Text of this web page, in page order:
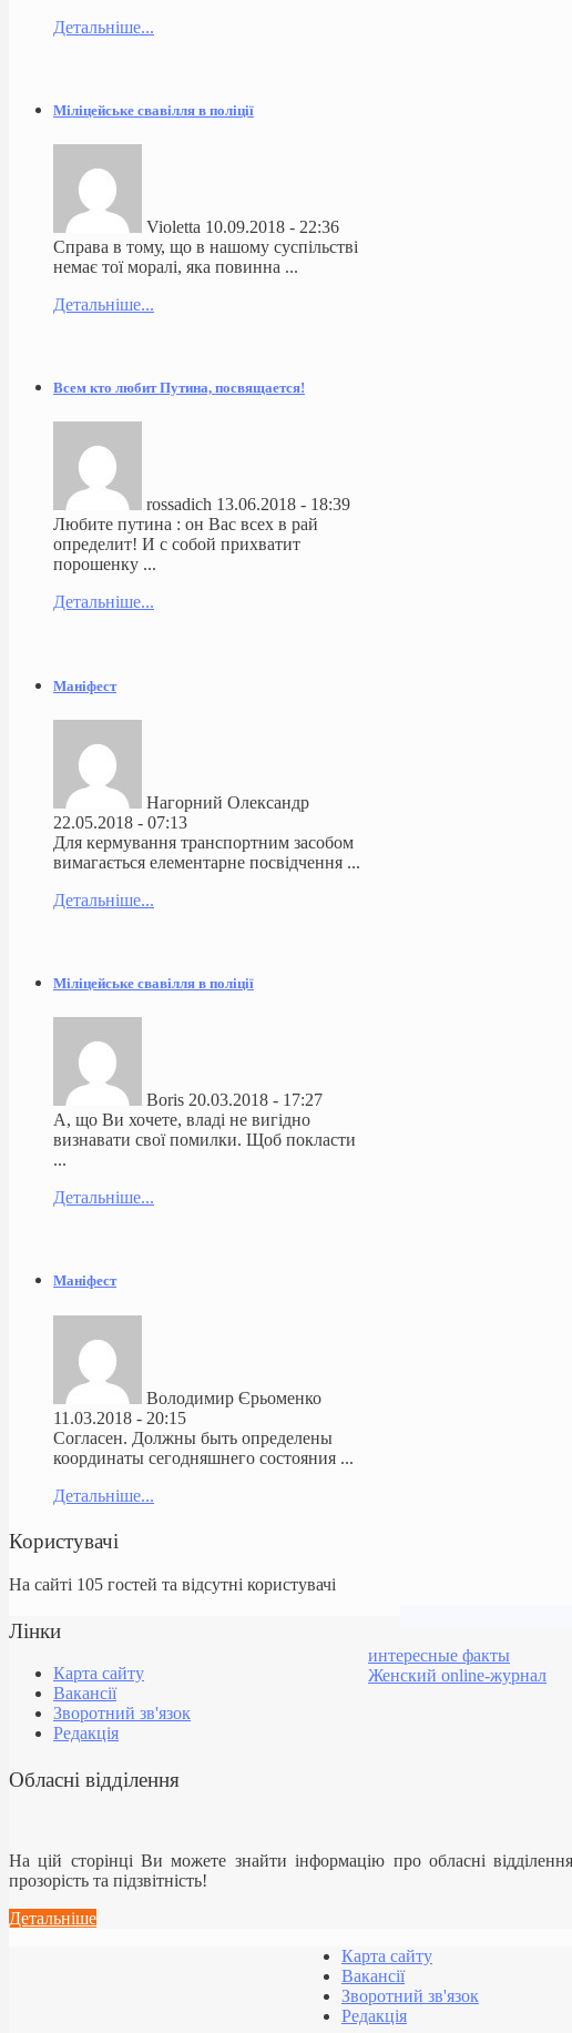
интересные факты
Женский online-журнал
Детальніше...
Міліцейське свавілля в поліції
Violetta 10.09.2018 - 22:36
Справа в тому, що в нашому суспільстві
немає тої моралі, яка повинна ...
Детальніше...
Всем кто любит Путина, посвящается!
rossadich 13.06.2018 - 18:39
Любите путина : он Вас всех в рай
определит! И с собой прихватит
порошенку ...
Детальніше...
Маніфест
Нагорний Олександр
22.05.2018 - 07:13
Для кермування транспортним засобом
вимагається елементарне посвідчення ...
Детальніше...
Міліцейське свавілля в поліції
Boris 20.03.2018 - 17:27
А, що Ви хочете, владі не вигідно
визнавати свої помилки. Щоб покласти
...
Детальніше...
Маніфест
Володимир Єрьоменко
11.03.2018 - 20:15
Согласен. Должны быть определены
координаты сегодняшнего состояния ...
Детальніше...
Користувачі
На сайті 105 гостей та відсутні користувачі
Лінки
Карта сайту
Вакансії
Зворотний зв'язок
Редакція
Обласні відділення
На цій сторінці Ви можете знайти інформацію про обласні
прозорість та підзвітність!
Детальніше
Карта сайту
Вакансії
Зворотний зв'язок
Редакція